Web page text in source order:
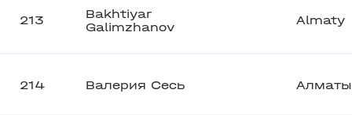
213
Bakhtiyar
Galimzhanov
Almaty
214 Валерия Сесь Алматы